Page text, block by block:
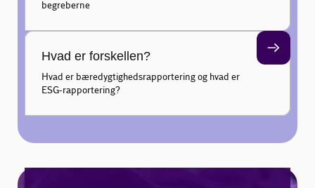
begreberne
Hvad er forskellen?
Hvad er bæredygtighedsrapportering og hvad er
ESG-rapportering?